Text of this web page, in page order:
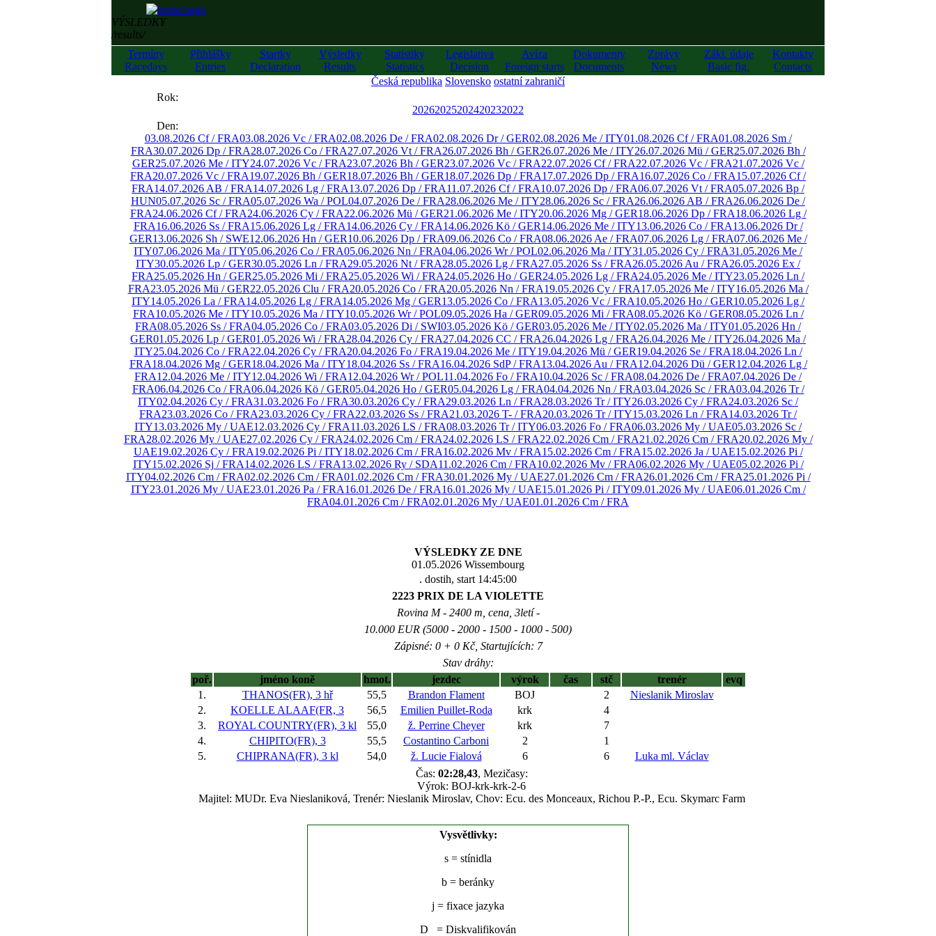
VÝSLEDKY
/results/
Termíny
Racedays
Přihlášky
Entries
Startky
Declaration
Výsledky
Results
Statistiky
Statistics
Legislativa
Decision
Avíza
Foreign starts
Dokumenty
Documents
Zprávy
News
Zákl. údaje
Basic fig.
Kontakty
Contacts
Česká republika Slovensko ostatní zahraničí
Rok:
20262025202420232022
Den:
03.08.2026 Cf / FRA03.08.2026 Vc / FRA02.08.2026 De / FRA02.08.2026 Dr / GER02.08.2026 Me / ITY01.08.2026 Cf / FRA01.08.2026 Sm /
FRA30.07.2026 Dp / FRA28.07.2026 Co / FRA27.07.2026 Vt / FRA26.07.2026 Bh / GER26.07.2026 Me / ITY26.07.2026 Mü / GER25.07.2026 Bh /
GER25.07.2026 Me / ITY24.07.2026 Vc / FRA23.07.2026 Bh / GER23.07.2026 Vc / FRA22.07.2026 Cf / FRA22.07.2026 Vc / FRA21.07.2026 Vc /
FRA20.07.2026 Vc / FRA19.07.2026 Bh / GER18.07.2026 Bh / GER18.07.2026 Dp / FRA17.07.2026 Dp / FRA16.07.2026 Co / FRA15.07.2026 Cf /
FRA14.07.2026 AB / FRA14.07.2026 Lg / FRA13.07.2026 Dp / FRA11.07.2026 Cf / FRA10.07.2026 Dp / FRA06.07.2026 Vt / FRA05.07.2026 Bp /
HUN05.07.2026 Sc / FRA05.07.2026 Wa / POL04.07.2026 De / FRA28.06.2026 Me / ITY28.06.2026 Sc / FRA26.06.2026 AB / FRA26.06.2026 De /
FRA24.06.2026 Cf / FRA24.06.2026 Cy / FRA22.06.2026 Mü / GER21.06.2026 Me / ITY20.06.2026 Mg / GER18.06.2026 Dp / FRA18.06.2026 Lg /
FRA16.06.2026 Ss / FRA15.06.2026 Lg / FRA14.06.2026 Cy / FRA14.06.2026 Kö / GER14.06.2026 Me / ITY13.06.2026 Co / FRA13.06.2026 Dr /
GER13.06.2026 Sh / SWE12.06.2026 Hn / GER10.06.2026 Dp / FRA09.06.2026 Co / FRA08.06.2026 Ae / FRA07.06.2026 Lg / FRA07.06.2026 Me /
ITY07.06.2026 Ma / ITY05.06.2026 Co / FRA05.06.2026 Nn / FRA04.06.2026 Wr / POL02.06.2026 Ma / ITY31.05.2026 Cy / FRA31.05.2026 Me /
ITY30.05.2026 Lp / GER30.05.2026 Ln / FRA29.05.2026 Nt / FRA28.05.2026 Lg / FRA27.05.2026 Ss / FRA26.05.2026 Au / FRA26.05.2026 Ex /
FRA25.05.2026 Hn / GER25.05.2026 Mi / FRA25.05.2026 Wi / FRA24.05.2026 Ho / GER24.05.2026 Lg / FRA24.05.2026 Me / ITY23.05.2026 Ln /
FRA23.05.2026 Mü / GER22.05.2026 Clu / FRA20.05.2026 Co / FRA20.05.2026 Nn / FRA19.05.2026 Cy / FRA17.05.2026 Me / ITY16.05.2026 Ma /
ITY14.05.2026 La / FRA14.05.2026 Lg / FRA14.05.2026 Mg / GER13.05.2026 Co / FRA13.05.2026 Vc / FRA10.05.2026 Ho / GER10.05.2026 Lg /
FRA10.05.2026 Me / ITY10.05.2026 Ma / ITY10.05.2026 Wr / POL09.05.2026 Ha / GER09.05.2026 Mi / FRA08.05.2026 Kö / GER08.05.2026 Ln /
FRA08.05.2026 Ss / FRA04.05.2026 Co / FRA03.05.2026 Di / SWI03.05.2026 Kö / GER03.05.2026 Me / ITY02.05.2026 Ma / ITY01.05.2026 Hn /
GER01.05.2026 Lp / GER01.05.2026 Wi / FRA28.04.2026 Cy / FRA27.04.2026 CC / FRA26.04.2026 Lg / FRA26.04.2026 Me / ITY26.04.2026 Ma /
ITY25.04.2026 Co / FRA22.04.2026 Cy / FRA20.04.2026 Fo / FRA19.04.2026 Me / ITY19.04.2026 Mü / GER19.04.2026 Se / FRA18.04.2026 Ln /
FRA18.04.2026 Mg / GER18.04.2026 Ma / ITY18.04.2026 Ss / FRA16.04.2026 SdP / FRA13.04.2026 Au / FRA12.04.2026 Dü / GER12.04.2026 Lg /
FRA12.04.2026 Me / ITY12.04.2026 Wi / FRA12.04.2026 Wr / POL11.04.2026 Fo / FRA10.04.2026 Sc / FRA08.04.2026 De / FRA07.04.2026 De /
FRA06.04.2026 Co / FRA06.04.2026 Kö / GER05.04.2026 Ho / GER05.04.2026 Lg / FRA04.04.2026 Nn / FRA03.04.2026 Sc / FRA03.04.2026 Tr /
ITY02.04.2026 Cy / FRA31.03.2026 Fo / FRA30.03.2026 Cy / FRA29.03.2026 Ln / FRA28.03.2026 Tr / ITY26.03.2026 Cy / FRA24.03.2026 Sc /
FRA23.03.2026 Co / FRA23.03.2026 Cy / FRA22.03.2026 Ss / FRA21.03.2026 T- / FRA20.03.2026 Tr / ITY15.03.2026 Ln / FRA14.03.2026 Tr /
ITY13.03.2026 My / UAE12.03.2026 Cy / FRA11.03.2026 LS / FRA08.03.2026 Tr / ITY06.03.2026 Fo / FRA06.03.2026 My / UAE05.03.2026 Sc /
FRA28.02.2026 My / UAE27.02.2026 Cy / FRA24.02.2026 Cm / FRA24.02.2026 LS / FRA22.02.2026 Cm / FRA21.02.2026 Cm / FRA20.02.2026 My /
UAE19.02.2026 Cy / FRA19.02.2026 Pi / ITY18.02.2026 Cm / FRA16.02.2026 Mv / FRA15.02.2026 Cm / FRA15.02.2026 Ja / UAE15.02.2026 Pi /
ITY15.02.2026 Sj / FRA14.02.2026 LS / FRA13.02.2026 Ry / SDA11.02.2026 Cm / FRA10.02.2026 Mv / FRA06.02.2026 My / UAE05.02.2026 Pi /
ITY04.02.2026 Cm / FRA02.02.2026 Cm / FRA01.02.2026 Cm / FRA30.01.2026 My / UAE27.01.2026 Cm / FRA26.01.2026 Cm / FRA25.01.2026 Pi /
ITY23.01.2026 My / UAE23.01.2026 Pa / FRA16.01.2026 De / FRA16.01.2026 My / UAE15.01.2026 Pi / ITY09.01.2026 My / UAE06.01.2026 Cm /
FRA04.01.2026 Cm / FRA02.01.2026 My / UAE01.01.2026 Cm / FRA
VÝSLEDKY ZE DNE
01.05.2026 Wissembourg
. dostih, start 14:45:00
2223 PRIX DE LA VIOLETTE
Rovina M - 2400 m, cena, 3letí -
10.000 EUR (5000 - 2000 - 1500 - 1000 - 500)
Zápisné: 0 + 0 Kč, Startujících: 7
Stav dráhy:
poř.
jméno koně hmot. jezdec výrok čas stč trenér
evq
1.
THANOS(FR), 3 hř 55,5 Brandon Flament BOJ 2
Nieslanik Miroslav
2.
KOELLE ALAAF(FR, 3 56,5 Emilien Puillet-Roda krk
4
3.
ROYAL COUNTRY(FR), 3 kl 55,0 ž. Perrine Cheyer krk
7
4.
CHIPITO(FR), 3 55,5 Costantino Carboni 2
1
5.
CHIPRANA(FR), 3 kl 54,0 ž. Lucie Fialová 6 6
Luka ml. Václav
Čas: 02:28,43, Mezičasy:
Výrok: BOJ-krk-krk-2-6
Majitel: MUDr. Eva Nieslaniková, Trenér: Nieslanik Miroslav, Chov: Ecu. des Monceaux, Richou P.-P., Ecu. Skymarc Farm
Vysvětlivky:
s = stínidla
b = beránky
j = fixace jazyka
D = Diskvalifikován